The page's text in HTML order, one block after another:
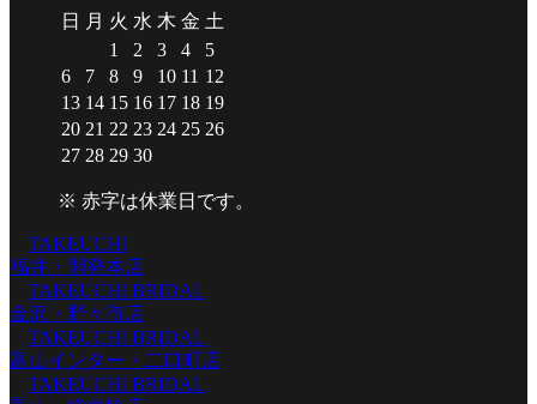
日 月 火 水 木 金 土
1
2 3 4
5
6
7 8 9 10 11 12
13 14 15 16 17 18 19
20 21 22 23 24 25 26
27 28 29 30
※ 赤字は休業日 です。
TAKEUCHI
福井・開発本店
TAKEUCHI BRIDAL
金沢・野々市店
TAKEUCHI BRIDAL
富山インター・二口町店
TAKEUCHI BRIDAL